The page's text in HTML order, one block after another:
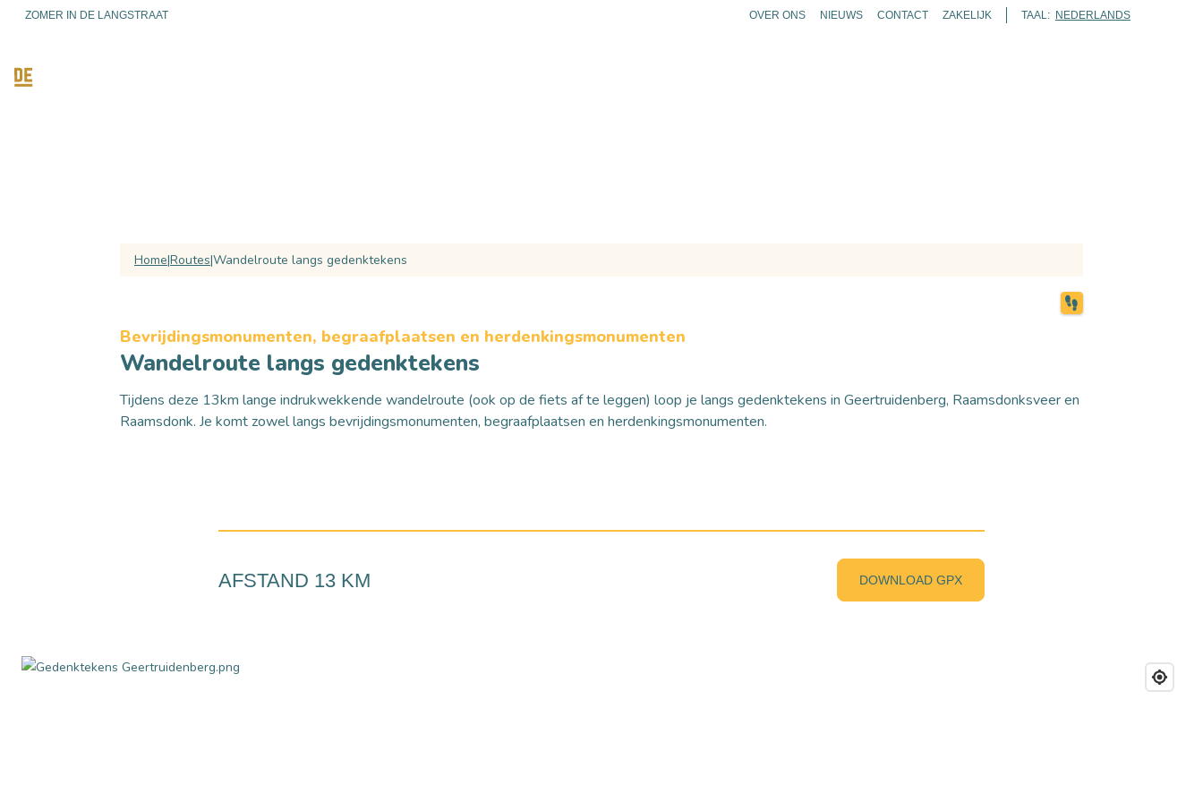
ZOMER IN DE LANGSTRAAT OVER ONS NIEUWS CONTACT ZAKELIJK TAAL: NEDERLANDS
Home Routes Wandelroute langs gedenktekens
Bevrijdingsmonumenten, begraafplaatsen en herdenkingsmonumenten
Wandelroute langs gedenktekens
Tijdens deze 13km lange indrukwekkende wandelroute (ook op de fiets af te leggen) loop je langs gedenktekens in Geertruidenberg, Raamsdonksveer en
Raamsdonk. Je komt zowel langs bevrijdingsmonumenten, begraafplaatsen en herdenkingsmonumenten.
AFSTAND 13 KM DOWNLOAD GPX